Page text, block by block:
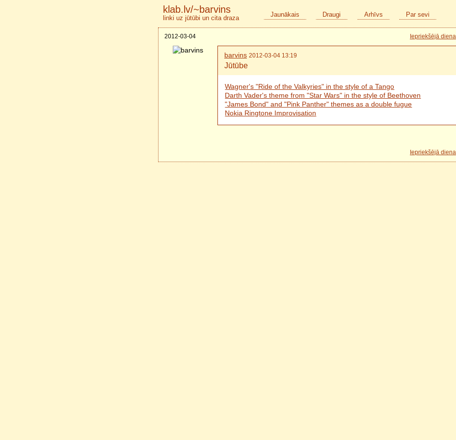
klab.lv/~barvins
linki uz jūtūbi un cita draza Jaunākais Draugi Arhīvs Par sevi
2012-03-04 Iepriekšējā diena
barvins 2012-03-04 13:19
Jūtūbe
Wagner's "Ride of the Valkyries" in the style of a Tango
Darth Vader's theme from "Star Wars" in the style of Beethoven
"James Bond" and "Pink Panther" themes as a double fugue
Nokia Ringtone Improvisation
Iepriekšējā diena